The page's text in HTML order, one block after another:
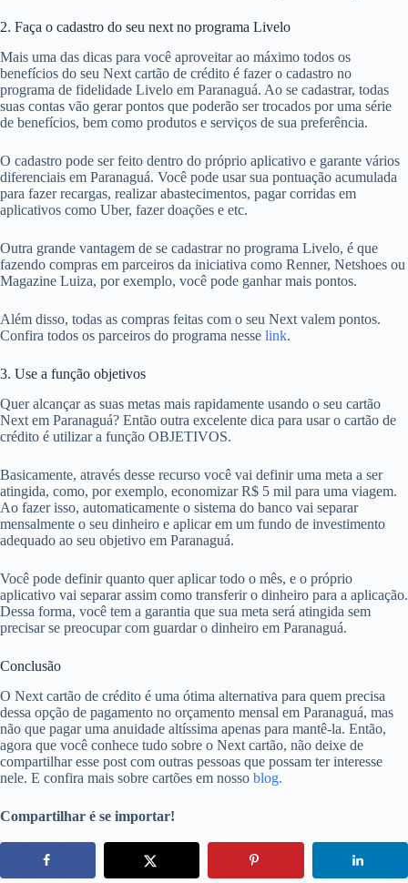
2. Faça o cadastro do seu next no programa Livelo
Mais uma das dicas para você aproveitar ao máximo todos os
benefícios do seu Next cartão de crédito é fazer o cadastro no
programa de fidelidade Livelo em Paranaguá. Ao se cadastrar, todas
suas contas vão gerar pontos que poderão ser trocados por uma série
de benefícios, bem como produtos e serviços de sua preferência.
O cadastro pode ser feito dentro do próprio aplicativo e garante vários
diferenciais em Paranaguá. Você pode usar sua pontuação acumulada
para fazer recargas, realizar abastecimentos, pagar corridas em
aplicativos como Uber, fazer doações e etc.
Outra grande vantagem de se cadastrar no programa Livelo, é que
fazendo compras em parceiros da iniciativa como Renner, Netshoes ou
Magazine Luiza, por exemplo, você pode ganhar mais pontos.
Além disso, todas as compras feitas com o seu Next valem pontos.
Confira todos os parceiros do programa nesse link.
3. Use a função objetivos
Quer alcançar as suas metas mais rapidamente usando o seu cartão
Next em Paranaguá? Então outra excelente dica para usar o cartão de
crédito é utilizar a função OBJETIVOS.
Basicamente, através desse recurso você vai definir uma meta a ser
atingida, como, por exemplo, economizar R$ 5 mil para uma viagem.
Ao fazer isso, automaticamente o sistema do banco vai separar
mensalmente o seu dinheiro e aplicar em um fundo de investimento
adequado ao seu objetivo em Paranaguá.
Você pode definir quanto quer aplicar todo o mês, e o próprio
aplicativo vai separar assim como transferir o dinheiro para a aplicação.
Dessa forma, você tem a garantia que sua meta será atingida sem
precisar se preocupar com guardar o dinheiro em Paranaguá.
Conclusão
O Next cartão de crédito é uma ótima alternativa para quem precisa
dessa opção de pagamento no orçamento mensal em Paranaguá, mas
não que pagar uma anuidade altíssima apenas para mantê-la. Então,
agora que você conhece tudo sobre o Next cartão, não deixe de
compartilhar esse post com outras pessoas que possam ter interesse
nele. E confira mais sobre cartões em nosso blog.
Compartilhar é se importar!